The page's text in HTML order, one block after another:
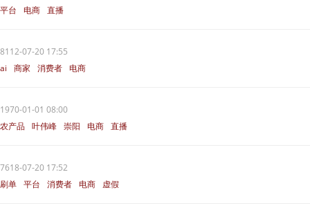
平台
电商 直播
8112-07-20 17:55
ai
商家 消费者 电商
1970-01-01 08:00
农产品 叶伟峰 崇阳 电商 直播
7618-07-20 17:52
刷单 平台 消费者 电商 虚假